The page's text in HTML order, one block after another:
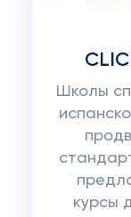
Школы
курсы